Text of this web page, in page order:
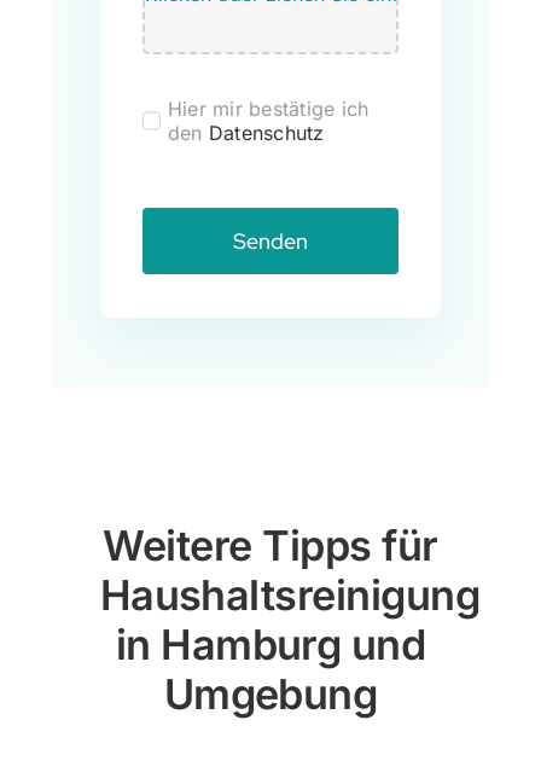
Hier mir bestätige ich
den Datenschutz
Senden
Weitere Tipps für
Haushaltsreinigung
in Hamburg und
Umgebung